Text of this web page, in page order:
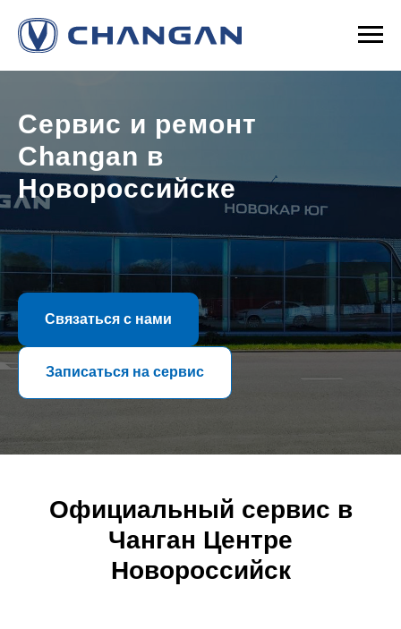
Новороссийск
Сервис и ремонт
Changan в
Новороссийске
Связаться с нами
Записаться на сервис
Официальный сервис в
Чанган Центре
Новороссийск